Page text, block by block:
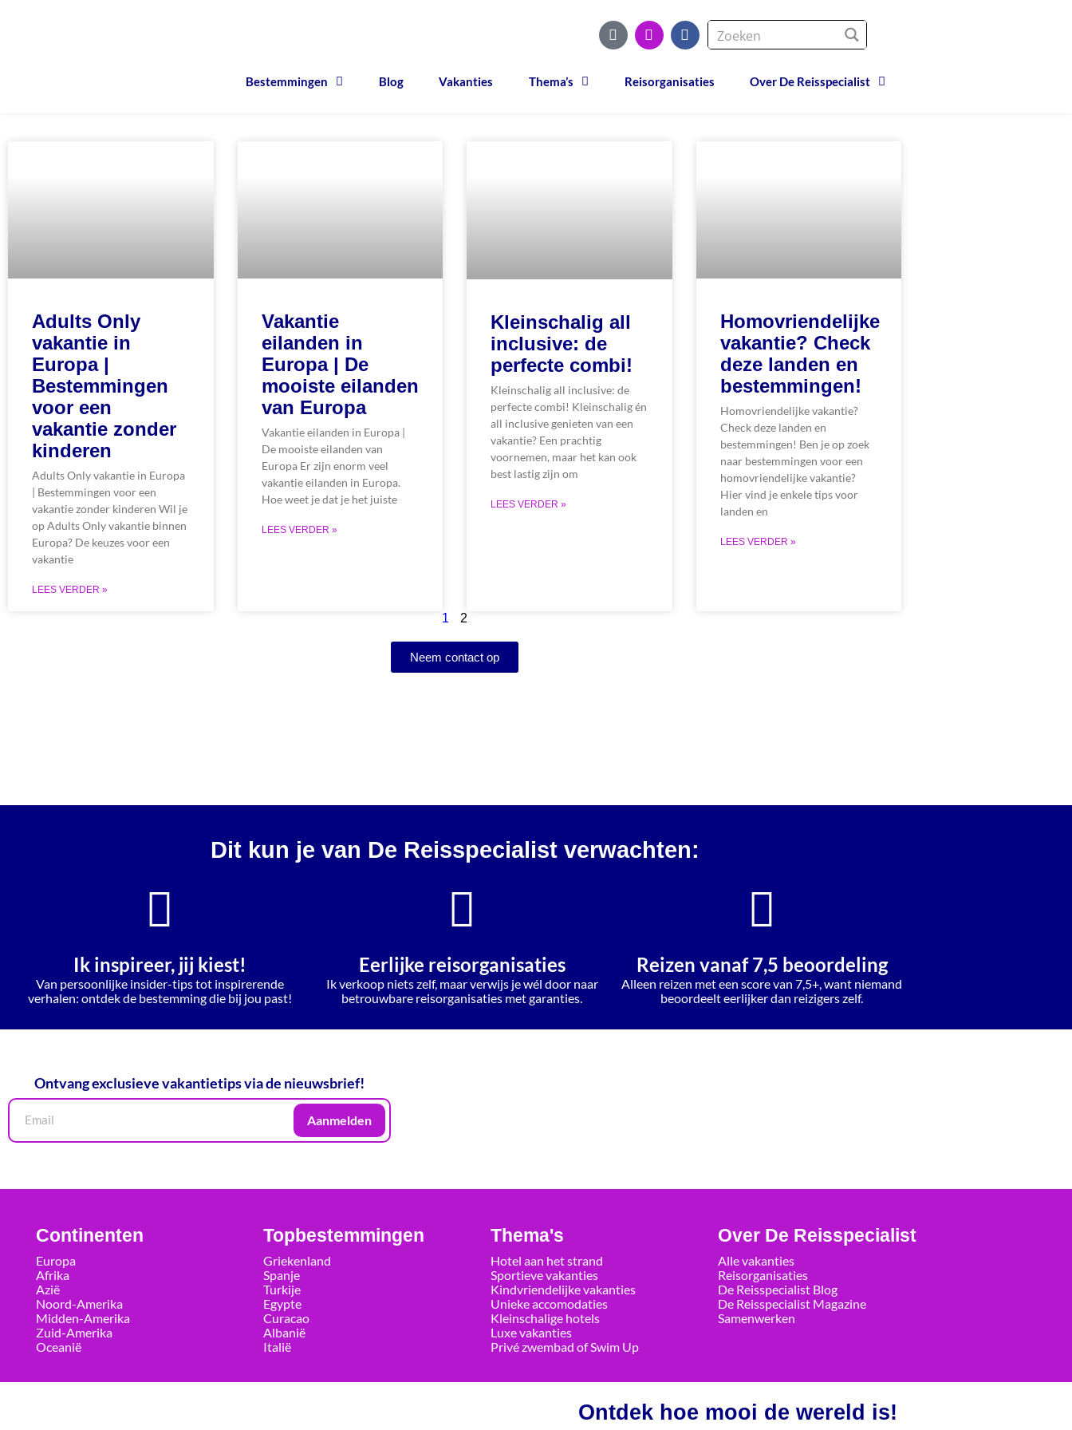
Bestemmingen Blog Vakanties Thema’s Reisorganisaties Over De Reisspecialist
Adults Only
vakantie in
Europa |
Bestemmingen
voor een
vakantie zonder
kinderen
Adults Only vakantie in Europa
| Bestemmingen voor een
vakantie zonder kinderen Wil je
op Adults Only vakantie binnen
Europa? De keuzes voor een
vakantie
LEES VERDER »
Vakantie
eilanden in
Europa | De
mooiste eilanden
van Europa
Vakantie eilanden in Europa |
De mooiste eilanden van
Europa Er zijn enorm veel
vakantie eilanden in Europa.
Hoe weet je dat je het juiste
LEES VERDER »
Kleinschalig all
inclusive: de
perfecte combi!
Kleinschalig all inclusive: de
perfecte combi! Kleinschalig én
all inclusive genieten van een
vakantie? Een prachtig
voornemen, maar het kan ook
best lastig zijn om
LEES VERDER »
Homovriendelijke
vakantie? Check
deze landen en
bestemmingen!
Homovriendelijke vakantie?
Check deze landen en
bestemmingen! Ben je op zoek
naar bestemmingen voor een
homovriendelijke vakantie?
Hier vind je enkele tips voor
landen en
LEES VERDER »
1 2
Neem contact op
Dit kun je van De Reisspecialist verwachten:
Ik inspireer, jij kiest!
Van persoonlijke insider-tips tot inspirerende
verhalen: ontdek de bestemming die bij jou past!
Eerlijke reisorganisaties
Ik verkoop niets zelf, maar verwijs je wél door naar
betrouwbare reisorganisaties met garanties.
Reizen vanaf 7,5 beoordeling
Alleen reizen met een score van 7,5+, want niemand
beoordeelt eerlijker dan reizigers zelf.
Ontvang exclusieve vakantietips via de nieuwsbrief!
Aanmelden
Continenten
Europa
Afrika
Azië
Noord-Amerika
Midden-Amerika
Zuid-Amerika
Oceanië
Topbestemmingen
Griekenland
Spanje
Turkije
Egypte
Curacao
Albanië
Italië
Thema's
Hotel aan het strand
Sportieve vakanties
Kindvriendelijke vakanties
Unieke accomodaties
Kleinschalige hotels
Luxe vakanties
Privé zwembad of Swim Up
Over De Reisspecialist
Alle vakanties
Reisorganisaties
De Reisspecialist Blog
De Reisspecialist Magazine
Samenwerken
Ontdek hoe mooi de wereld is!